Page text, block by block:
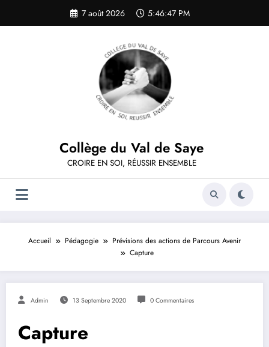
contenu
7 août 2026 5:46:47 PM
Collège du Val de Saye
CROIRE EN SOI, RÉUSSIR ENSEMBLE
Accueil Pédagogie
Prévisions des actions de Parcours Avenir
Capture
Admin 13 Septembre 2020 0 Commentaires
Capture